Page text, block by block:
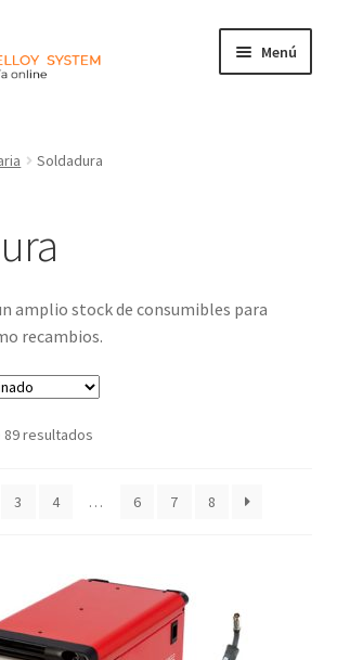
Menú
Soldadura
amplio stock de consumibles para
recambios.
89 resultados
3 4 … 6 7 8